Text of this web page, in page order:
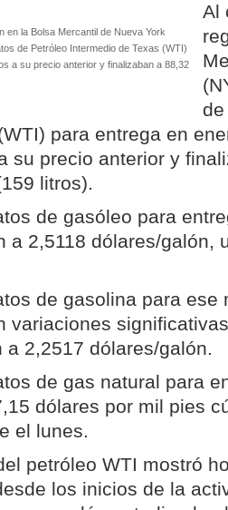
en la Bolsa Mercantil de Nueva York
de Petróleo Intermedio de Texas (WTI)
a su precio anterior y finalizaban a 88,32
Al
para entrega en
su precio anterior y
litros).
de gasóleo para
a 2,5118 dólares/galón,
de gasolina para ese
variaciones
a 2,2517 dólares/galón.
de gas natural para
dólares por mil pies
el lunes.
petróleo WTI mostró
los inicios de la